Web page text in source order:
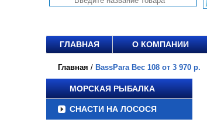
ГЛАВНАЯ О КОМПАНИИ
Главная / BassPara Вес 108 от 3 970 р.
МОРСКАЯ РЫБАЛКА
СНАСТИ НА ЛОСОСЯ